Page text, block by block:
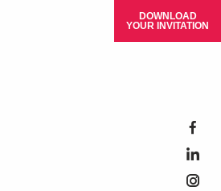
DOWNLOAD
YOUR INVITATION